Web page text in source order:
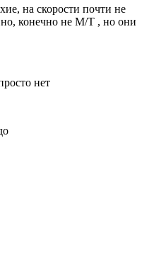
на скорости почти не
конечно не М/Т , но они
нет